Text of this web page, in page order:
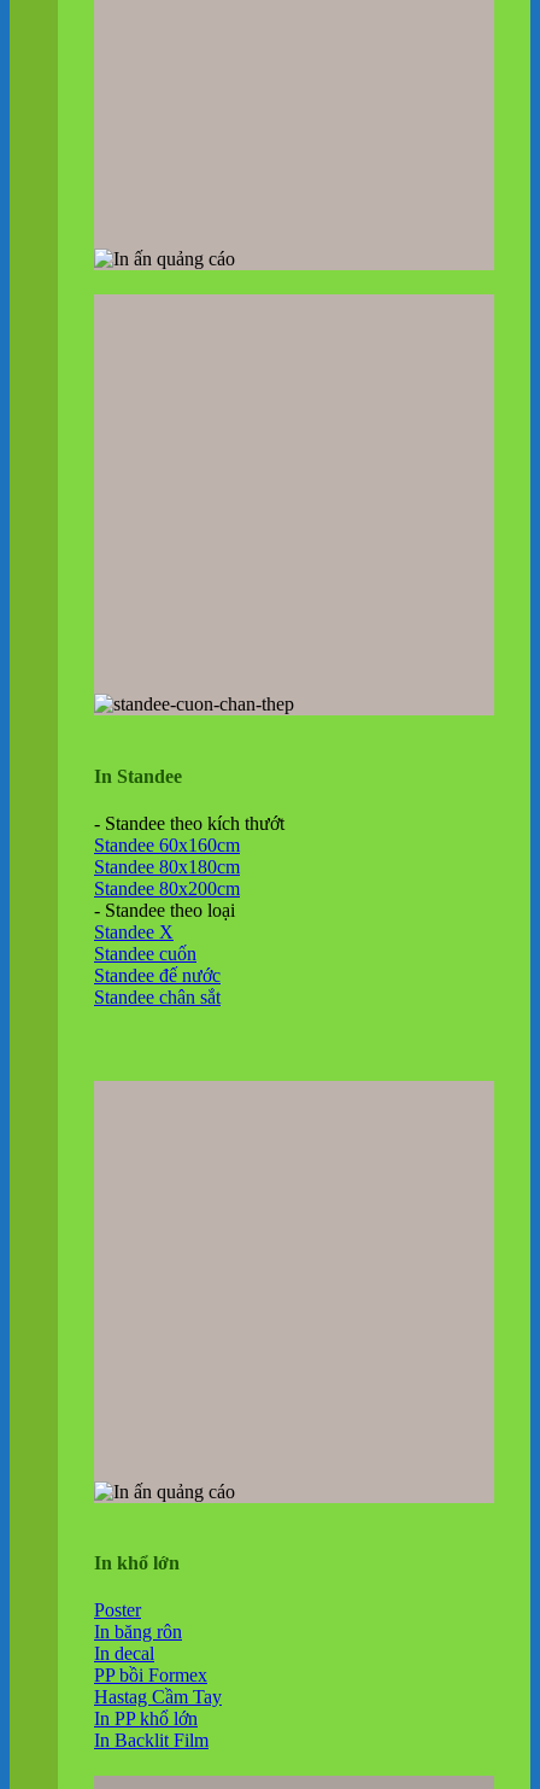
In Standee
- Standee theo kích thướt
Standee 60x160cm
Standee 80x180cm
Standee 80x200cm
- Standee theo loại
Standee X
Standee cuốn
Standee đế nước
Standee chân sắt
In khổ lớn
Poster
In băng rôn
In decal
PP bồi Formex
Hastag Cầm Tay
In PP khổ lớn
In Backlit Film